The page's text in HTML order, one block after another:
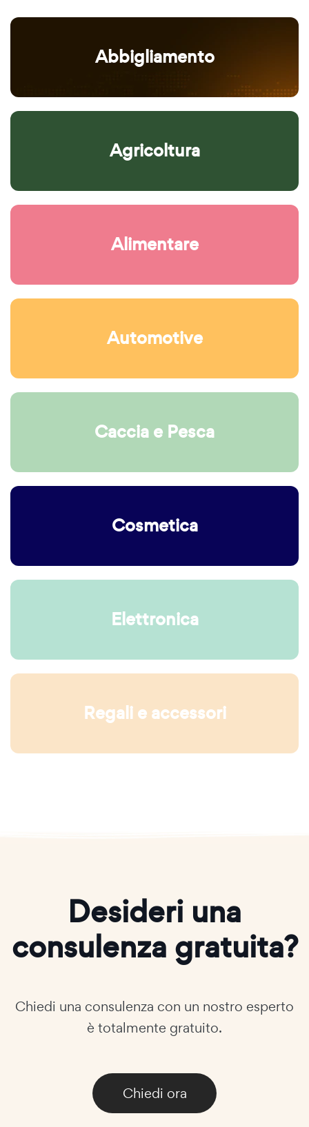
Abbigliamento
Agricoltura
Alimentare
Automotive
Caccia e Pesca
Cosmetica
Elettronica
Regali e accessori
Desideri una
consulenza gratuita?
Chiedi una consulenza con un nostro esperto
è totalmente gratuito.
Chiedi ora